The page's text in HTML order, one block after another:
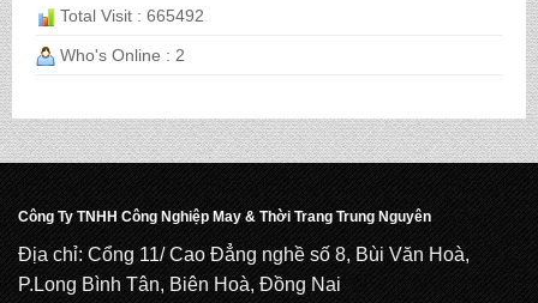
CẶP HỌC SINH MS: TN 5014
CẶP HỌC SINH MS: TN 5013
CẶP HỌC SINH MS: TN 5012
Total Visit : 665492
Who's Online : 2
Công Ty TNHH Công Nghiệp May & Thời Trang Trung Nguyên
Địa chỉ: Cổng 11/ Cao Đẳng nghề số 8, Bùi Văn Hoà,
P.Long Bình Tân, Biên Hoà, Đồng Nai